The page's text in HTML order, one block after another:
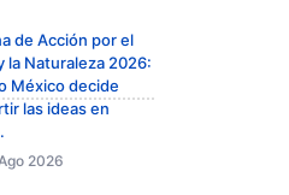
de Acción por el
la Naturaleza 2026:
México decide
las ideas en
2026